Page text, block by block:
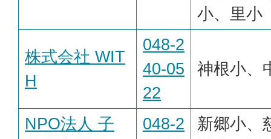
小、里小
株式会社 WIT
H
048-2
40-05
22
神根小、
NPO法人 子
048-2
新郷小、